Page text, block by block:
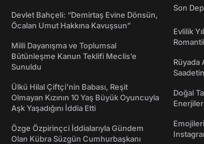
Devlet Bahçeli: “Demirtaş Evine Dönsün,
Öcalan Umut Hakkına Kavuşsun”
Milli Dayanışma ve Toplumsal
Bütünleşme Kanun Teklifi Meclis’e
Sunuldu
Ülkü Hilal Çiftçi'nin Babası, Reşit
Olmayan Kızının 10 Yaş Büyük Oyuncuyla
Aşk Yaşadığını İddia Etti
Özge Özpirinçci İddialarıyla Gündem
Olan Kübra Süzgün Cumhurbaşkanı
Son
Evlilik
Rüyada
Doğal